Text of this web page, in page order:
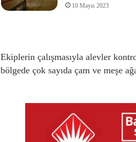
10 Mayıs 2023
Ekiplerin çalışmasıyla alevler
bölgede çok sayıda çam ve meşe